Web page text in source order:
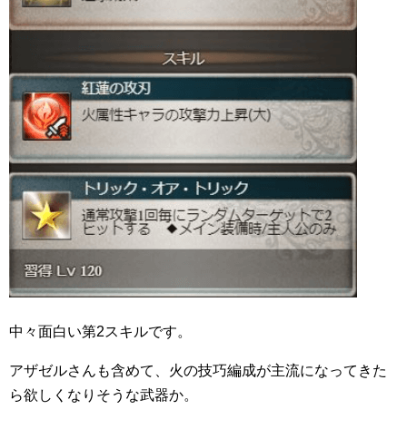
中々面白い第2スキルです。
アザゼルさんも含めて、火の技巧編成が主流になってきた
ら欲しくなりそうな武器か。